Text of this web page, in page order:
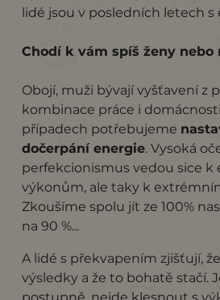
lidé jsou v posledních letech
Chodí k vám spíš ženy nebo
Obojí, muži bývají vyšťavení z
kombinace práce i
případech potřebujeme
dočerpání energie. Vysoká
perfekcionismus vedou sice
výkonům, ale taky k
Zkoušíme spolu jít ze 100%
na 90 %...
A lidé s překvapením zjišťují,
výsledky a že to bohatě stačí.